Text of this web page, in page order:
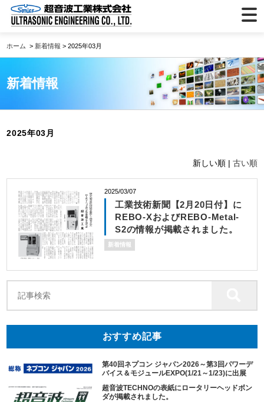
ホーム > 新着情報 > 2025年03月
新着情報
2025年03月
新しい順 | 古い順
2025/03/07
工業技術新聞【2月20日付】に
REBO-XおよびREBO-Metal-
S2の情報が掲載されました。
新着情報
おすすめ記事
第40回ネプコン ジャパン2026～第3回パワーデ
バイス＆モジュールEXPO(1/21～1/23)に出展
超音波TECHNOの表紙にロータリーヘッドボン
ダが掲載されました。